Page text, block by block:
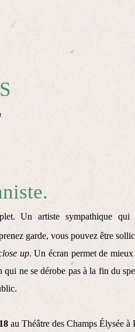
Un artiste sympathique qui
garde, vous pouvez être
up. Un écran permet de
ne se dérobe pas à la fin du
au Théâtre des Champs Élysée à